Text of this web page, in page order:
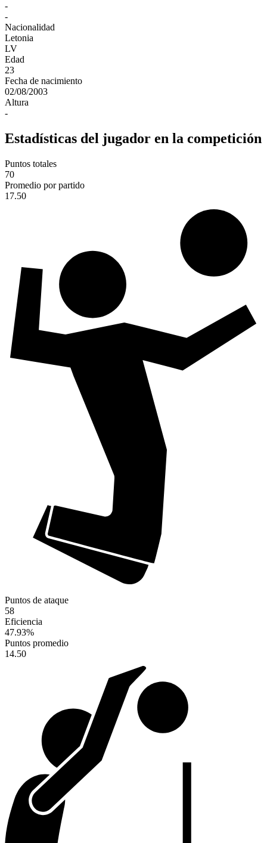
-
-
Nacionalidad
Letonia
LV
Edad
23
Fecha de nacimiento
02/08/2003
Altura
-
Estadísticas del jugador en la competición
Puntos totales
70
Promedio por partido
17.50
Puntos de ataque
58
Eficiencia
47.93%
Puntos promedio
14.50